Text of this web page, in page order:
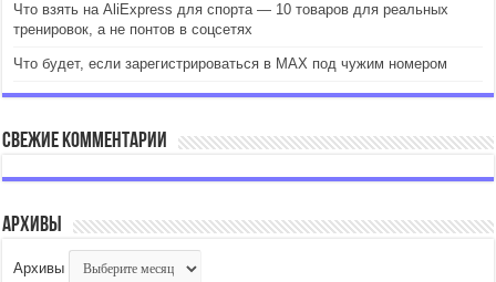
Что взять на AliExpress для спорта — 10 товаров для реальных
тренировок, а не понтов в соцсетях
Что будет, если зарегистрироваться в MAX под чужим номером
Свежие комментарии
Архивы
Архивы